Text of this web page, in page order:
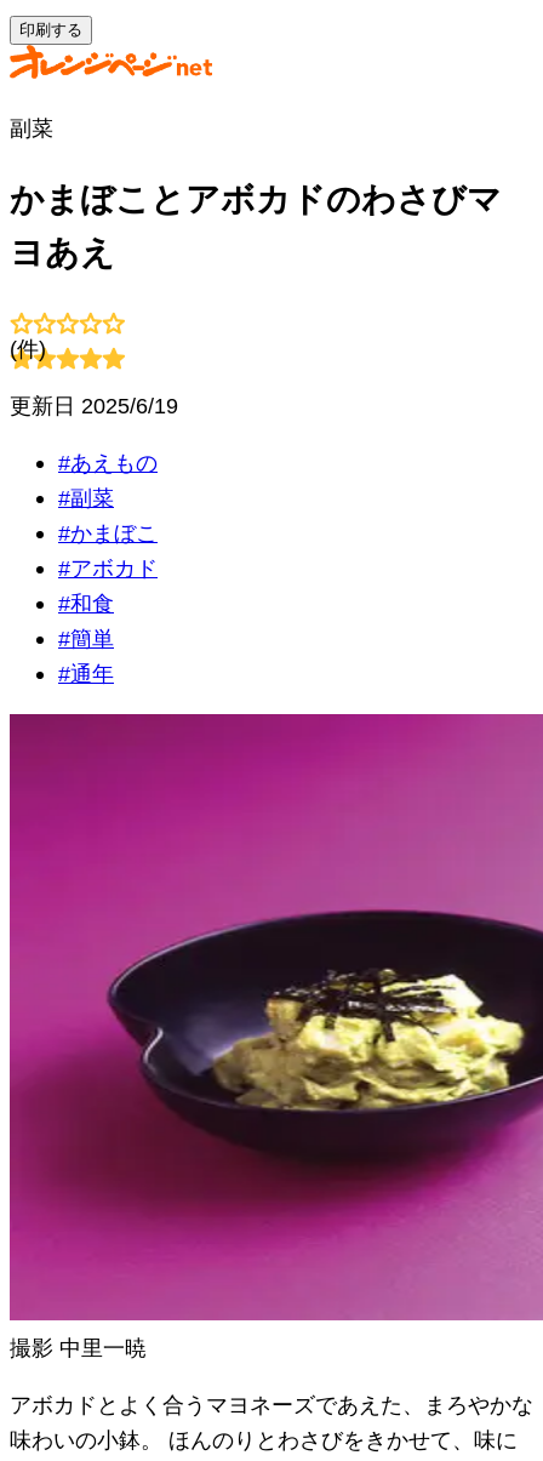
印刷する
副菜
かまぼことアボカドのわさびマ
ヨあえ
(件)
更新日 2025/6/19
#あえもの
#副菜
#かまぼこ
#アボカド
#和食
#簡単
#通年
撮影 中里一暁
アボカドとよく合うマヨネーズであえた、まろやかな
味わいの小鉢。 ほんのりとわさびをきかせて、味に